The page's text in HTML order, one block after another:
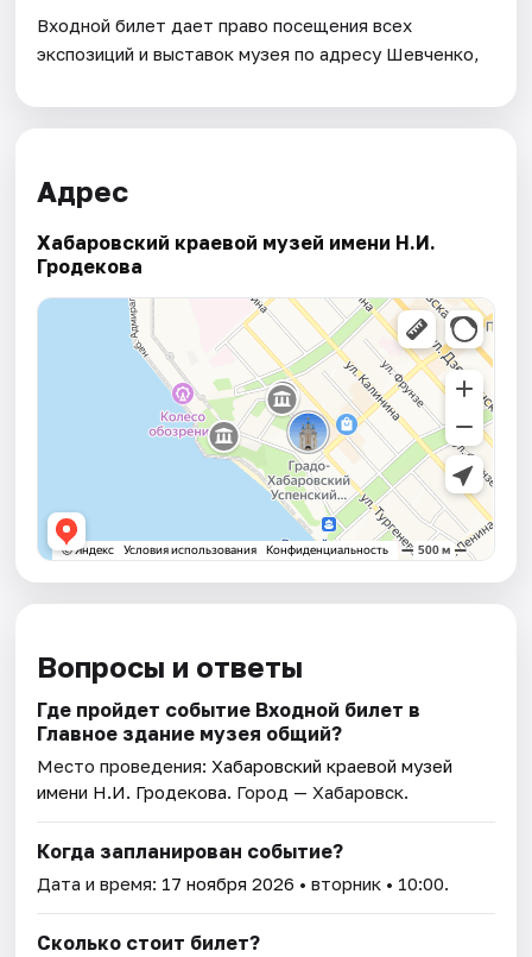
Входной билет дает право посещения всех
экспозиций и выставок музея по адресу Шевченко,
Адрес
Хабаровский краевой музей имени Н.И.
Гродекова
Вопросы и ответы
Где пройдет событие Входной билет в
Главное здание музея общий?
Место проведения:Хабаровский краевой музей
имени Н.И. Гродекова. Город — Хабаровск.
Когда запланирован событие?
Дата и время: 17 ноября 2026 • вторник • 10:00.
Сколько стоит билет?